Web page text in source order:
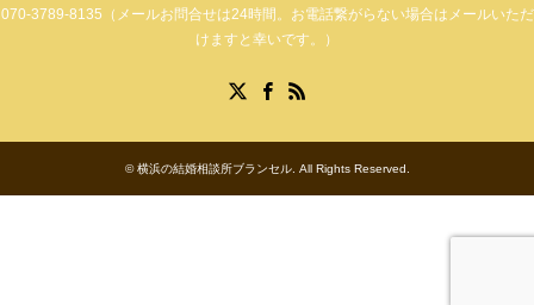
070-3789-8135（メールお問合せは24時間。お電話繋がらない場合はメールいただ
けますと幸いです。）
©横浜の結婚相談所ブランセル. All Rights Reserved.